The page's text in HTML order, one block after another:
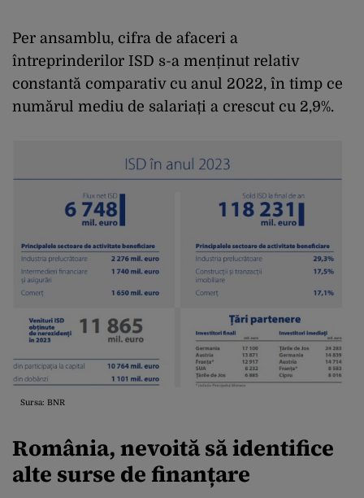
Per ansamblu, cifra de afaceri a
întreprinderilor ISD s-a menținut relativ
constantă comparativ cu anul 2022, în timp ce
numărul mediu de salariați a crescut cu 2,9%.
Sursa: BNR
România, nevoită să identifice
alte surse de finanțare